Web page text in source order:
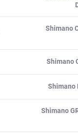
Shimano
Shimano
Shimano
Shimano